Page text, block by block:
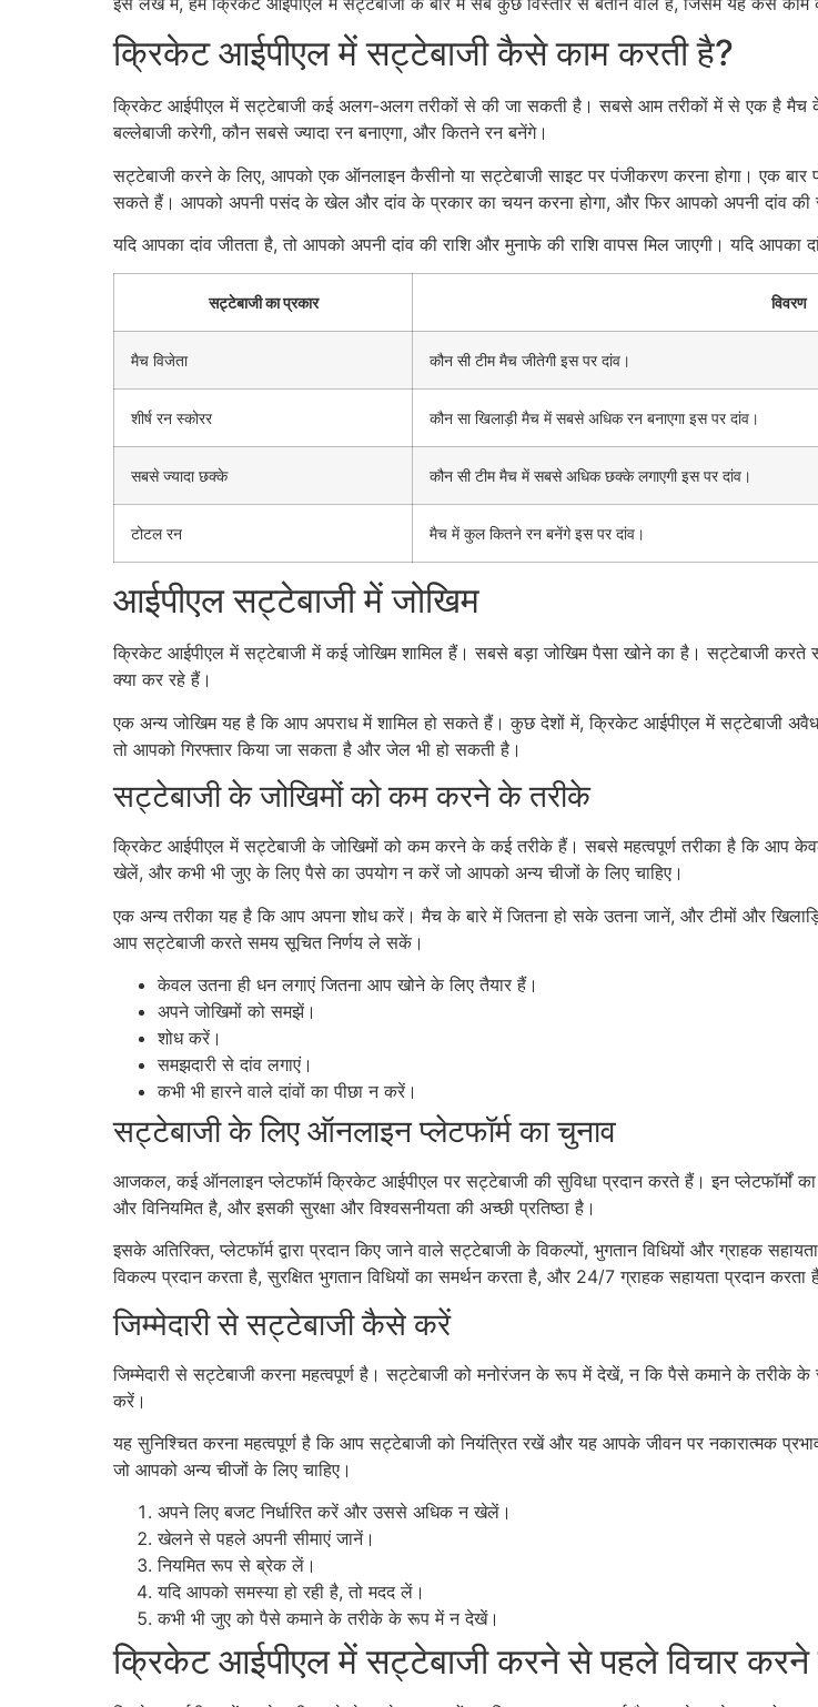
क्रिकेट आईपीएल में सट्टेबाजी कैसे काम करती है?
क्रिकेट आईपीएल में सट्टेबाजी कई अलग-अलग तरीकों से की जा सकती है। सबसे आम तरीकों में से एक है मैच के
बल्लेबाजी करेगी, कौन सबसे ज्यादा रन बनाएगा, और कितने रन बनेंगे।
सट्टेबाजी करने के लिए, आपको एक ऑनलाइन कैसीनो या सट्टेबाजी साइट पर पंजीकरण करना होगा। एक
सकते हैं। आपको अपनी पसंद के खेल और दांव के प्रकार का चयन करना होगा, और फिर आपको अपनी दांव की
यदि आपका दांव जीतता है, तो आपको अपनी दांव की राशि और मुनाफे की राशि वापस मिल जाएगी। यदि आपका
सट्टेबाजी का प्रकार विवरण
मैच विजेता कौन सी टीम मैच जीतेगी इस पर दांव।
शीर्ष रन स्कोरर कौन सा खिलाड़ी मैच में सबसे अधिक रन बनाएगा इस पर दांव।
सबसे ज्यादा छक्के कौन सी टीम मैच में सबसे अधिक छक्के लगाएगी इस पर दांव।
टोटल रन मैच में कुल कितने रन बनेंगे इस पर दांव।
आईपीएल सट्टेबाजी में जोखिम
क्रिकेट आईपीएल में सट्टेबाजी में कई जोखिम शामिल हैं। सबसे बड़ा जोखिम पैसा खोने का है। सट्टेबाजी
क्या कर रहे हैं।
एक अन्य जोखिम यह है कि आप अपराध में शामिल हो सकते हैं। कुछ देशों में, क्रिकेट आईपीएल में सट्टेबाजी
तो आपको गिरफ्तार किया जा सकता है और जेल भी हो सकती है।
सट्टेबाजी के जोखिमों को कम करने के तरीके
क्रिकेट आईपीएल में सट्टेबाजी के जोखिमों को कम करने के कई तरीके हैं। सबसे महत्वपूर्ण तरीका है कि
खेलें, और कभी भी जुए के लिए पैसे का उपयोग न करें जो आपको अन्य चीजों के लिए चाहिए।
एक अन्य तरीका यह है कि आप अपना शोध करें। मैच के बारे में जितना हो सके उतना जानें, और टीमों और
आप सट्टेबाजी करते समय सूचित निर्णय ले सकें।
केवल उतना ही धन लगाएं जितना आप खोने के लिए तैयार हैं।
अपने जोखिमों को समझें।
शोध करें।
समझदारी से दांव लगाएं।
कभी भी हारने वाले दांवों का पीछा न करें।
सट्टेबाजी के लिए ऑनलाइन प्लेटफॉर्म का चुनाव
आजकल, कई ऑनलाइन प्लेटफॉर्म क्रिकेट आईपीएल पर सट्टेबाजी की सुविधा प्रदान करते हैं। इन प्लेटफॉर्मों
और विनियमित है, और इसकी सुरक्षा और विश्वसनीयता की अच्छी प्रतिष्ठा है।
इसके अतिरिक्त, प्लेटफॉर्म द्वारा प्रदान किए जाने वाले सट्टेबाजी के विकल्पों, भुगतान विधियों और ग्राहक
विकल्प प्रदान करता है, सुरक्षित भुगतान विधियों का समर्थन करता है, और 24/7 ग्राहक सहायता प्रदान करता
जिम्मेदारी से सट्टेबाजी कैसे करें
जिम्मेदारी से सट्टेबाजी करना महत्वपूर्ण है। सट्टेबाजी को मनोरंजन के रूप में देखें, न कि पैसे कमाने के
करें।
यह सुनिश्चित करना महत्वपूर्ण है कि आप सट्टेबाजी को नियंत्रित रखें और यह आपके जीवन पर नकारात्मक
जो आपको अन्य चीजों के लिए चाहिए।
अपने लिए बजट निर्धारित करें और उससे अधिक न खेलें।
खेलने से पहले अपनी सीमाएं जानें।
नियमित रूप से ब्रेक लें।
यदि आपको समस्या हो रही है, तो मदद लें।
कभी भी जुए को पैसे कमाने के तरीके के रूप में न देखें।
क्रिकेट आईपीएल में सट्टेबाजी करने से पहले विचार करने